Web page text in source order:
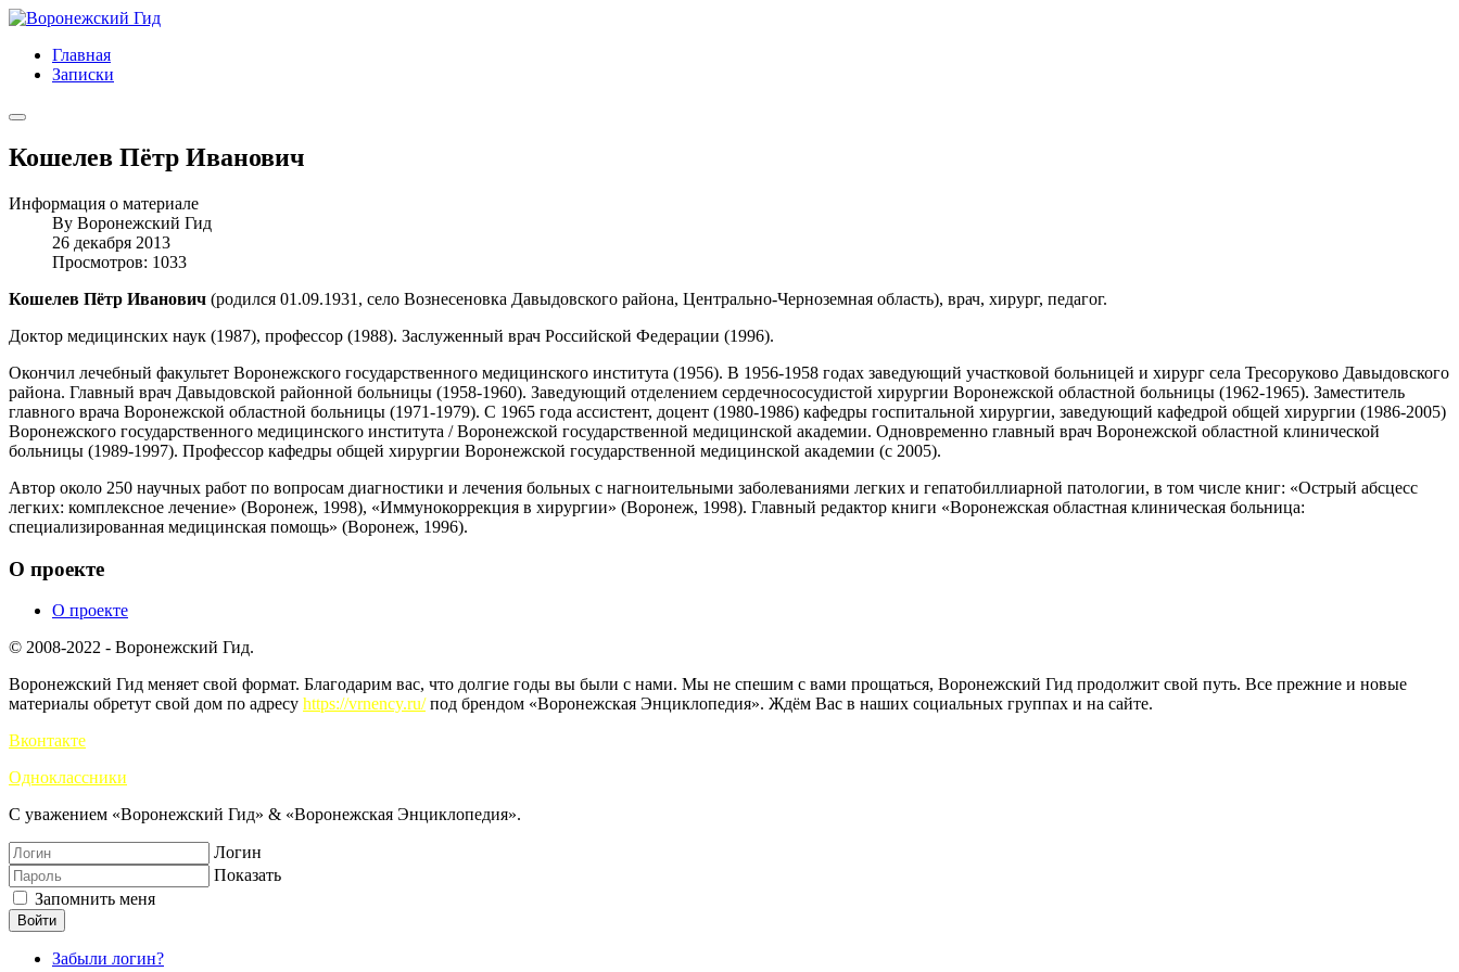
Главная
Записки
Кошелев Пётр Иванович
Информация о материале
By Воронежский Гид
26 декабря 2013
Просмотров: 1033
Кошелев Пётр Иванович (родился 01.09.1931, село Вознесеновка Давыдовского района, Центрально-Черноземная область), врач, хирург, педагог.
Доктор медицинских наук (1987), профессор (1988). Заслуженный врач Российской Федерации (1996).
Окончил лечебный факультет Воронежского государственного медицинского института (1956). В 1956-1958 годах заведующий участковой больницей и хирург села Тресоруково Давыдовского
района. Главный врач Давыдовской районной больницы (1958-1960). Заведующий отделением сердечнососудистой хирургии Воронежской областной больницы (1962-1965). Заместитель
главного врача Воронежской областной больницы (1971-1979). С 1965 года ассистент, доцент (1980-1986) кафедры госпитальной хирургии, заведующий кафедрой общей хирургии (1986-2005)
Воронежского государственного медицинского института / Воронежской государственной медицинской академии. Одновременно главный врач Воронежской областной клинической
больницы (1989-1997). Профессор кафедры общей хирургии Воронежской государственной медицинской академии (с 2005).
Автор около 250 научных работ по вопросам диагностики и лечения больных с нагноительными заболеваниями легких и гепатобиллиарной патологии, в том числе книг: «Острый абсцесс
легких: комплексное лечение» (Воронеж, 1998), «Иммунокоррекция в хирургии» (Воронеж, 1998). Главный редактор книги «Воронежская областная клиническая больница:
специализированная медицинская помощь» (Воронеж, 1996).
О проекте
О проекте
© 2008-2022 - Воронежский Гид.
Воронежский Гид меняет свой формат. Благодарим вас, что долгие годы вы были с нами. Мы не спешим с вами прощаться, Воронежский Гид продолжит свой путь. Все прежние и новые
материалы обретут свой дом по адресу https://vrnency.ru/под брендом «Воронежская Энциклопедия». Ждём Вас в наших социальных группах и на сайте.
Вконтакте
Одноклассники
С уважением «Воронежский Гид» & «Воронежская Энциклопедия».
Логин
Показать
Запомнить меня
Войти
Забыли логин?